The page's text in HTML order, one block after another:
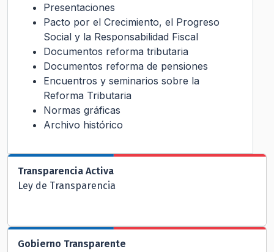
Presentaciones
Pacto por el Crecimiento, el Progreso
Social y la Responsabilidad Fiscal
Documentos reforma tributaria
Documentos reforma de pensiones
Encuentros y seminarios sobre la
Reforma Tributaria
Normas gráficas
Archivo histórico
Transparencia Activa
Ley de Transparencia
Gobierno Transparente